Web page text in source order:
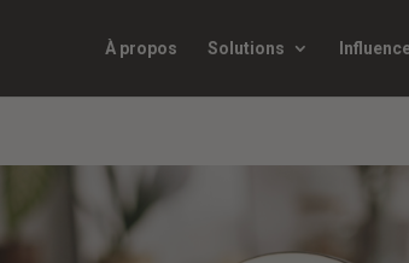
À propos Solutions